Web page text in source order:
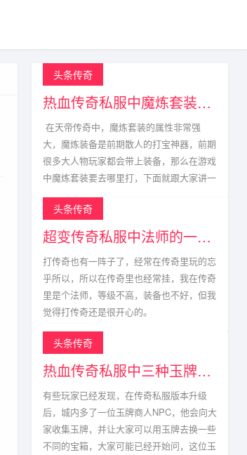
头条传奇
热血传奇私服中魔炼套装的获取方式
在天帝传奇中，魔炼套装的属性非常强
大，魔炼装备是前期散人的打宝神器，前期
很多大人物玩家都会带上装备，那么在游戏
中魔炼套装要去哪里打，下面就跟大家讲一
头条传奇
超变传奇私服中法师的一生宿敌
打传奇也有一阵子了，经常在传奇里玩的忘
乎所以，所以在传奇里也经常挂，我在传奇
里是个法师，等级不高，装备也不好，但我
觉得打传奇还是很开心的。
头条传奇
热血传奇私服中三种玉牌获得方式以及掉落点
有些玩家已经发现，在传奇私服版本升级
后，城内多了一位玉牌商人NPC，他会向大
家收集玉牌，并让大家可以用玉牌去换一些
不同的宝箱，大家可能已经开始问，这位玉